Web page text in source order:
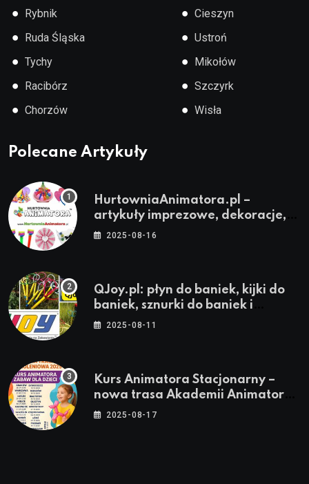
● Rybnik
● Ruda Śląska
● Tychy
● Racibórz
● Chorzów
● Cieszyn
● Ustroń
● Mikołów
● Szczyrk
● Wisła
Polecane Artykuły
HurtowniaAnimatora.pl –
artykuły imprezowe, dekoracje,
stroje i akcesoria dla animatorów
2025-08-16
QJoy.pl: płyn do baniek, kijki do
baniek, sznurki do baniek i
zestawy do baniek
2025-08-11
Kurs Animatora Stacjonarny –
nowa trasa Akademii Animatora
– jesień 2025
2025-08-17